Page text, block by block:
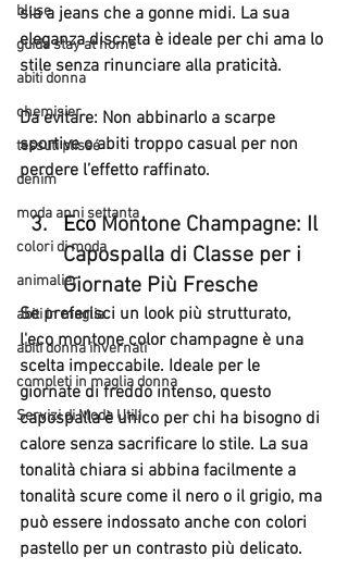
bluse
guida stay at home
abiti donna
chemisier
tessuti plissé
denim
moda anni settanta
colori di moda
animalier
abiti in maglia
abiti donna invernali
completi in maglia donna
Servizi di Moda Utili
sia a jeans che a gonne midi. La sua
eleganza discreta è ideale per chi ama lo
stile senza rinunciare alla praticità.
Da evitare: Non abbinarlo a scarpe
sportive o abiti troppo casual per non
perdere l’effetto raffinato.
Eco Montone Champagne: Il
Capospalla di Classe per i
Giornate Più Fresche
Se preferisci un look più strutturato,
l'eco montone color champagne è una
scelta impeccabile. Ideale per le
giornate di freddo intenso, questo
capospalla è unico per chi ha bisogno di
calore senza sacrificare lo stile. La sua
tonalità chiara si abbina facilmente a
tonalità scure come il nero o il grigio, ma
può essere indossato anche con colori
pastello per un contrasto più delicato.